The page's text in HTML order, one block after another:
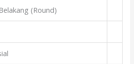
(Round)